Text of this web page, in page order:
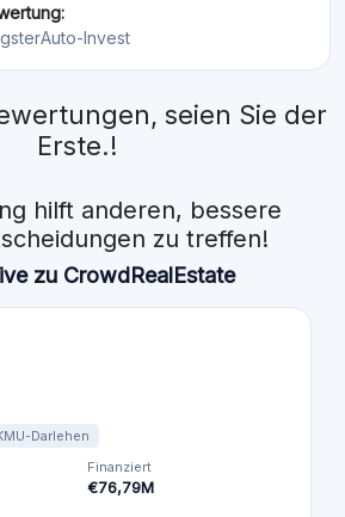
Auto-Invest
seien Sie der
Erste.!
hilft anderen, bessere
zu treffen!
zu CrowdRealEstate
Darlehen
Finanziert
€76,79M